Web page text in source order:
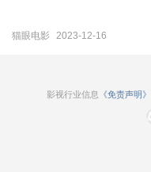
猫眼电影 2023-12-16
影视行业信息 《免责声明》